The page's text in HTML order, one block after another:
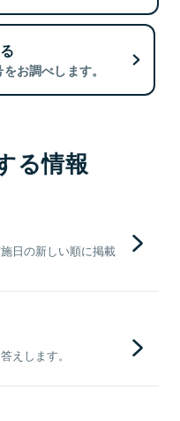
お調べします。
る情報
日の新しい順に掲載
えします。